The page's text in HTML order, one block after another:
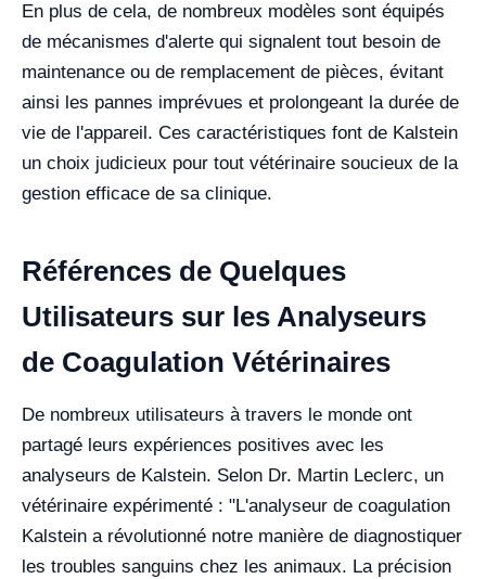
En plus de cela, de nombreux modèles sont équipés
de mécanismes d'alerte qui signalent tout besoin de
maintenance ou de remplacement de pièces, évitant
ainsi les pannes imprévues et prolongeant la durée de
vie de l'appareil. Ces caractéristiques font de Kalstein
un choix judicieux pour tout vétérinaire soucieux de la
gestion efficace de sa clinique.
Références de Quelques
Utilisateurs sur les Analyseurs
de Coagulation Vétérinaires
De nombreux utilisateurs à travers le monde ont
partagé leurs expériences positives avec les
analyseurs de Kalstein. Selon Dr. Martin Leclerc, un
vétérinaire expérimenté : "L'analyseur de coagulation
Kalstein a révolutionné notre manière de diagnostiquer
les troubles sanguins chez les animaux. La précision